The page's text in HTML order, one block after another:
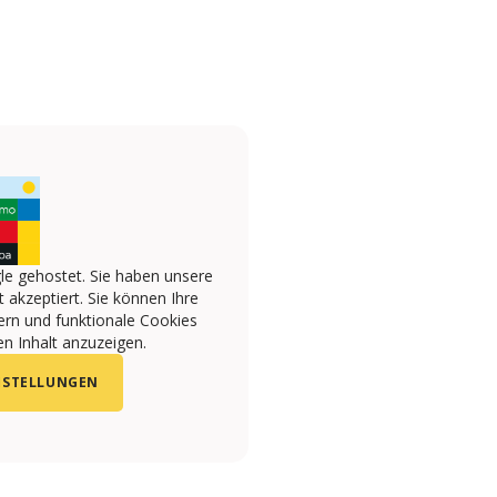
gehostet. Sie haben unsere
Sie können Ihre
und funktionale Cookies
Inhalt anzuzeigen.